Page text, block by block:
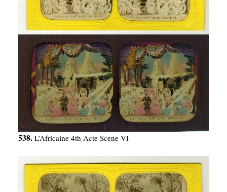
538. L’Africaine 4th Acte Scene VI